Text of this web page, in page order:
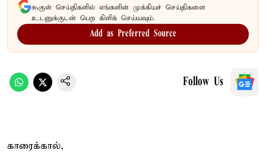
கூகுள் செய்திகளில் எங்களின் முக்கியச் செய்திகளை
உடனுக்குடன் பெற கிளிக் செய்யவும்.
Add as Preferred Source
Follow Us
காரைக்கால்,